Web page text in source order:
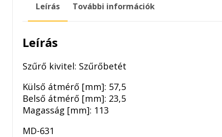
Leírás További információk
Leírás
Szűrő kivitel: Szűrőbetét
Külső átmérő [mm]: 57,5
Belső átmérő [mm]: 23,5
Magasság [mm]: 113
MD-631